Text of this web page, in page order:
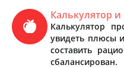
Калькулятор
Калькулятор
увидеть плюсы
составить
сбалансирован.